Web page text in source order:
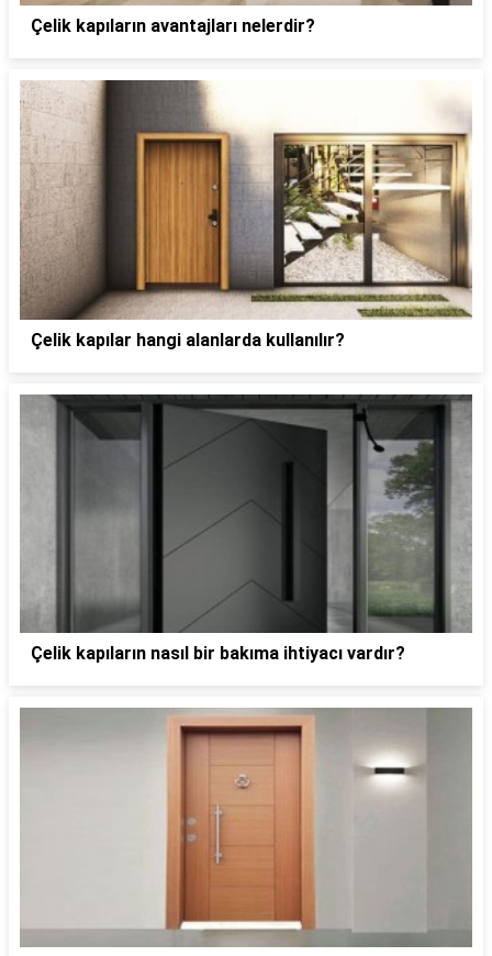
Çelik kapıların avantajları nelerdir?
Çelik kapılar hangi alanlarda kullanılır?
Çelik kapıların nasıl bir bakıma ihtiyacı vardır?